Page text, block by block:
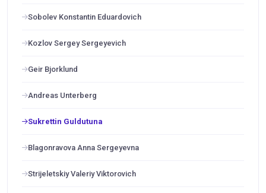
Sobolev Konstantin Eduardovich
Kozlov Sergey Sergeyevich
Geir Bjorklund
Andreas Unterberg
Sukrettin Guldutuna
Blagonravova Anna Sergeyevna
Strijeletskiy Valeriy Viktorovich